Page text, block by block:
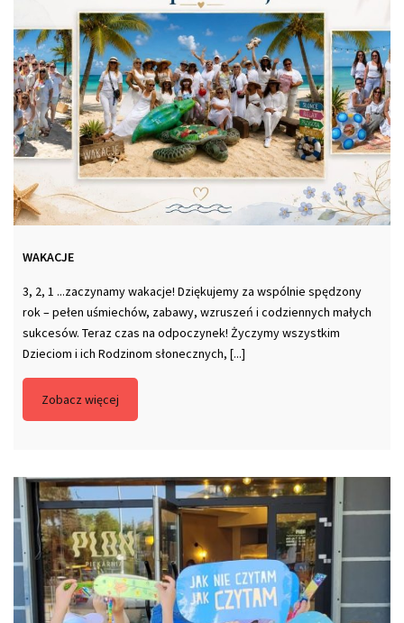
WAKACJE
3, 2, 1 ...zaczynamy wakacje! Dziękujemy za wspólnie spędzony
rok – pełen uśmiechów, zabawy, wzruszeń i codziennych małych
sukcesów. Teraz czas na odpoczynek! Życzymy wszystkim
Dzieciom i ich Rodzinom słonecznych, [...]
Zobacz więcej